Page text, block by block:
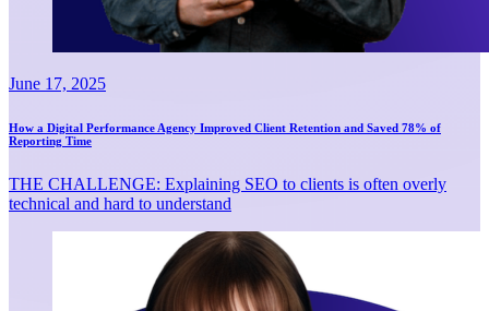
June 17, 2025
How a Digital Performance Agency Improved Client Retention and Saved 78% of
Reporting Time
THE CHALLENGE: Explaining SEO to clients is often overly
technical and hard to understand